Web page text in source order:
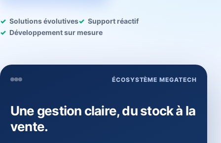
Solutions évolutives
Support réactif
Développement sur mesure
ÉCOSYSTÈME MEGATECH
Une gestion claire, du stock à la
vente.